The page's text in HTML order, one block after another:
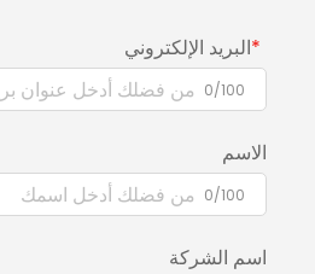
البريد الإلكتروني
0/100
الاسم
0/100
اسم الشركة